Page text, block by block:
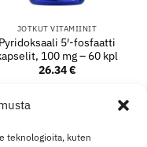
teknologioita, kuten
JOTKUT VITAMIINIT
Pyridoksaali 5′-fosfaatti
100 mg – 60 kpl
26.34€